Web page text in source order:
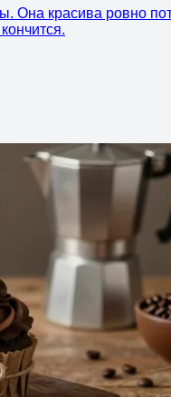
Она красива ровно